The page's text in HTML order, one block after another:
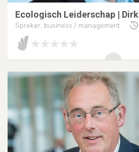
Ecologisch Leiderschap | Dirk
Spreker, business / management